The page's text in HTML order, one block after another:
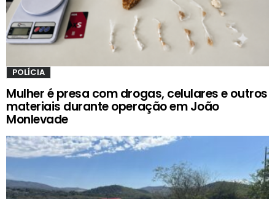
POLÍCIA
Mulher é presa com drogas, celulares e outros
materiais durante operação em João
Monlevade